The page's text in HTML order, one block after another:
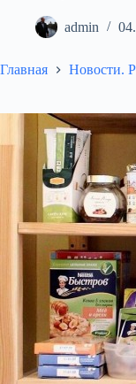
admin
Главная Новости.